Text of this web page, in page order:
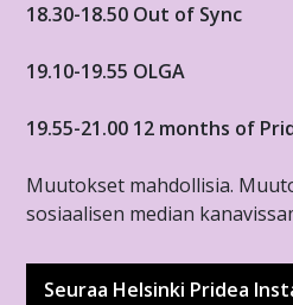
18.30-18.50 Out of Sync
19.10-19.55 OLGA
19.55-21.00 12 months of
Muutokset mahdollisia.
sosiaalisen median
Seuraa Helsinki Pridea